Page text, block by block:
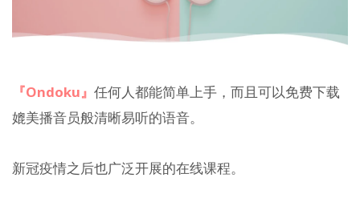
『Ondoku』 任何人都能简单上手，而且可以免费下载
媲美播音员般清晰易听的语音。
新冠疫情之后也广泛开展的在线课程。